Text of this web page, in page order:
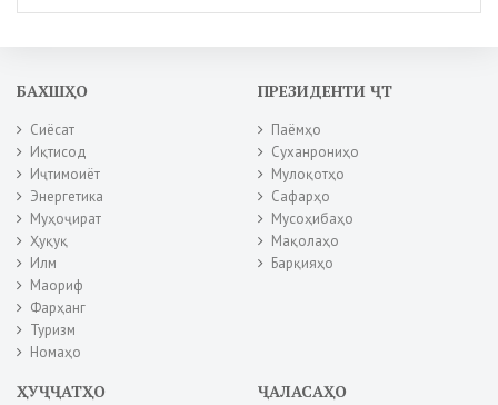
БАХШҲО
Сиёсат
Иқтисод
Иҷтимоиёт
Энергетика
Муҳоҷират
Ҳуқуқ
Илм
Маориф
Фарҳанг
Туризм
Номаҳо
ПРЕЗИДЕНТИ ҶТ
Паёмҳо
Суханрониҳо
Мулоқотҳо
Сафарҳо
Мусоҳибаҳо
Мақолаҳо
Барқияҳо
ҲУҶҶАТҲО ҶАЛАСАҲО